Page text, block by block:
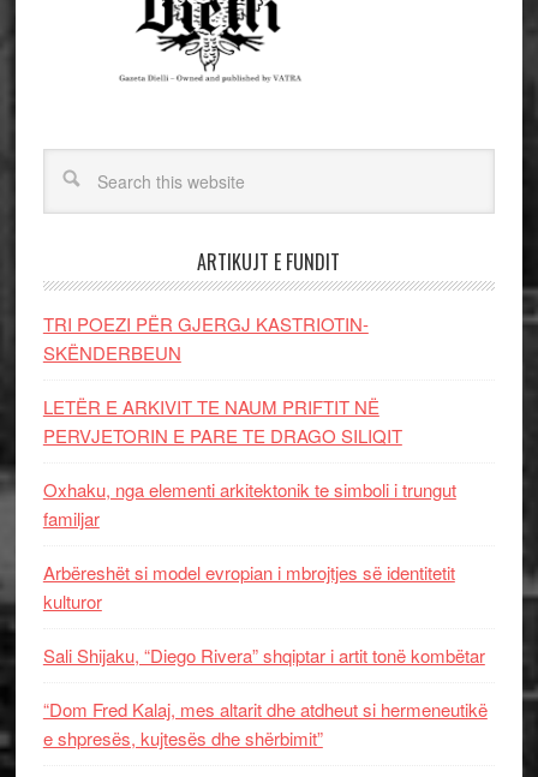
ARTIKUJT E FUNDIT
TRI POEZI PËR GJERGJ KASTRIOTIN-
SKËNDERBEUN
LETËR E ARKIVIT TE NAUM PRIFTIT NË
PERVJETORIN E PARE TE DRAGO SILIQIT
Oxhaku, nga elementi arkitektonik te simboli i trungut
familjar
Arbëreshët si model evropian i mbrojtjes së identitetit
kulturor
Sali Shijaku, “Diego Rivera” shqiptar i artit tonë kombëtar
“Dom Fred Kalaj, mes altarit dhe atdheut si hermeneutikë
e shpresës, kujtesës dhe shërbimit”